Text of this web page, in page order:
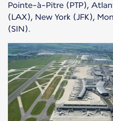
Pointe-à-Pitre (PTP),
(LAX), New York (JFK),
(SIN).